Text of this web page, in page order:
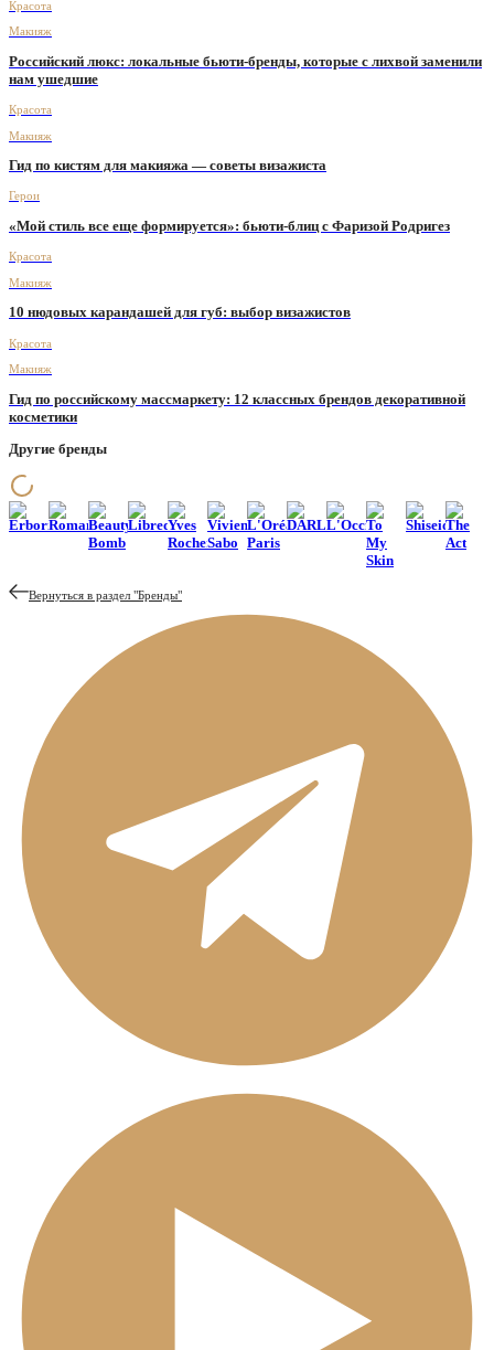
Красота
Макияж
Российский люкс: локальные бьюти-бренды, которые с лихвой заменили
нам ушедшие
Красота
Макияж
Гид по кистям для макияжа — советы визажиста
Герои
«Мой стиль все еще формируется»: бьюти-блиц с Фаризой Родригез
Красота
Макияж
10 нюдовых карандашей для губ: выбор визажистов
Красота
Макияж
Гид по российскому массмаркету: 12 классных брендов декоративной
косметики
Другие бренды
ErborianRomanovamakeup
Beauty
Bomb
Librederm
Yves
Rocher
Vivienne
Sabo
L'Oréal
Paris
DARLING*
L'Occitane
To
My
Skin
ShiseidoThe
Act
Вернуться в раздел "Бренды"